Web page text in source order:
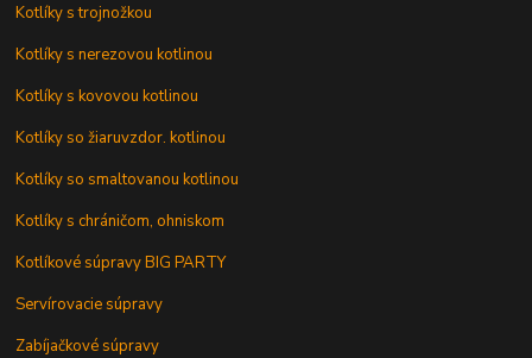
Kotlíky s trojnožkou
Kotlíky s nerezovou kotlinou
Kotlíky s kovovou kotlinou
Kotlíky so žiaruvzdor. kotlinou
Kotlíky so smaltovanou kotlinou
Kotlíky s chráničom, ohniskom
Kotlíkové súpravy BIG PARTY
Servírovacie súpravy
Zabíjačkové súpravy